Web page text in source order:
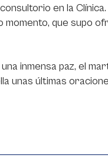
en la
momento, que supo
inmensa paz, el
unas últimas